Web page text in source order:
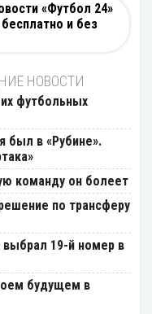
«Футбол 24»
и без
НОВОСТИ
футбольных
был в «Рубине».
команду он болеет
по трансферу
19-й номер в
будущем в